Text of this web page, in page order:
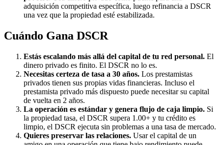
adquisición competitiva específica, luego refinancia a DSCR
una vez que la propiedad esté estabilizada.
Cuándo Gana DSCR
Estás escalando más allá del capital de tu red personal. El
dinero privado es finito. El DSCR no lo es.
Necesitas certeza de tasa a 30 años. Los prestamistas
privados tienen sus propias vidas financieras. Incluso el
prestamista privado más dispuesto puede necesitar su capital
de vuelta en 2 años.
La operación es estándar y genera flujo de caja limpio. Si
la propiedad tasa, el DSCR supera 1.00+ y tu crédito es
limpio, el DSCR ejecuta sin problemas a una tasa de mercado.
Quieres preservar las relaciones. Usar el capital de un